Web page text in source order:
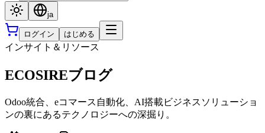
ja
ログイン はじめる
インサイト＆リソース
ECOSIREブログ
Odoo統合、eコマース自動化、AI搭載ビジネスソリューショ
ンの裏にあるテクノロジーへの深掘り。